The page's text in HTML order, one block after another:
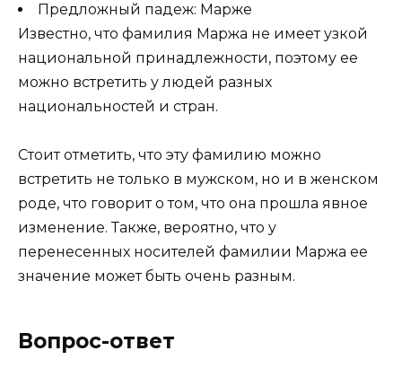
Предложный падеж: Марже
Известно, что фамилия Маржа не имеет узкой
национальной принадлежности, поэтому ее
можно встретить у людей разных
национальностей и стран.
Стоит отметить, что эту фамилию можно
встретить не только в мужском, но и в женском
роде, что говорит о том, что она прошла явное
изменение. Также, вероятно, что у
перенесенных носителей фамилии Маржа ее
значение может быть очень разным.
Вопрос-ответ